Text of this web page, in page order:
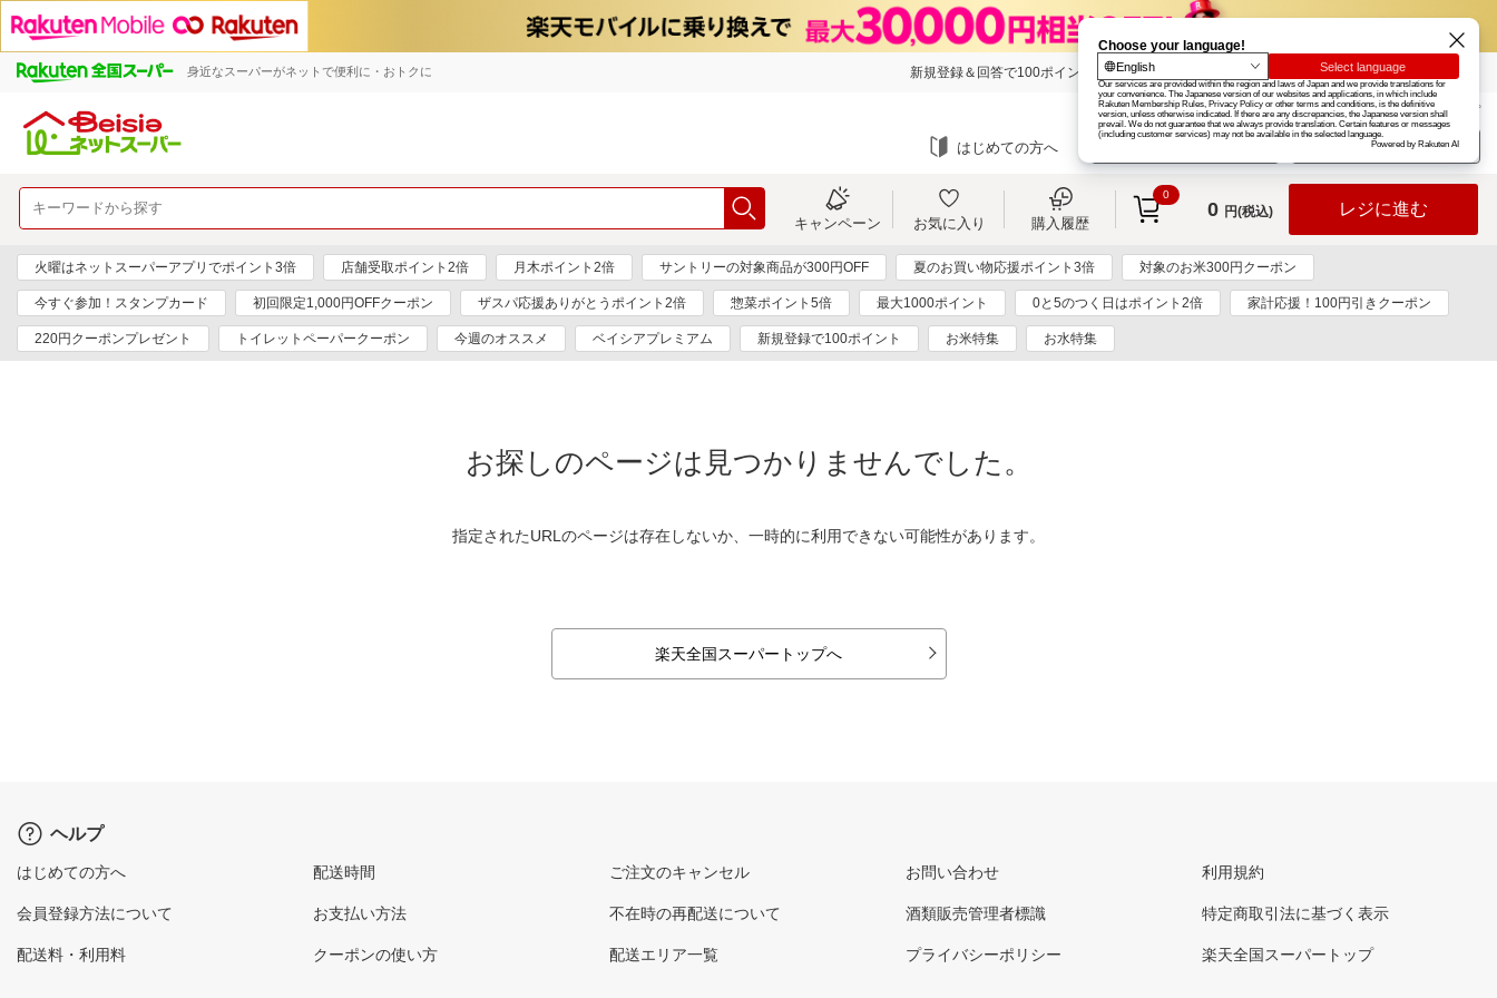
身近なスーパーがネットで便利に・おトクに 新規登録＆回答で100ポイント! 楽天グループ カード
お知らせ ヘルプ
はじめての方へ ログイン
キャンペーン お気に入り 購入履歴
0
0 円(税込) レジに進む
火曜はネットスーパーアプリでポイント3倍 店舗受取ポイント2倍 月木ポイント2倍 サントリーの対象商品が300円OFF 夏のお買い物応援ポイント3倍 対象のお米300円クーポン
今すぐ参加！スタンプカード 初回限定1,000円OFFクーポン ザスパ応援ありがとうポイント2倍 惣菜ポイント5倍 最大1000ポイント 0と5のつく日はポイント2倍 家計応援！100円引きクーポン
220円クーポンプレゼント トイレットペーパークーポン 今週のオススメ ベイシアプレミアム 新規登録で100ポイント お米特集 お水特集
お探しのページは見つかりませんでした。
指定されたURLのページは存在しないか、一時的に利用できない可能性があります。
楽天全国スーパートップへ
ヘルプ
はじめての方へ
会員登録方法について
配送料・利用料
配送時間
お支払い方法
クーポンの使い方
ご注文のキャンセル
不在時の再配送について
配送エリア一覧
お問い合わせ
酒類販売管理者標識
プライバシーポリシー
利用規約
特定商取引法に基づく表示
楽天全国スーパートップ